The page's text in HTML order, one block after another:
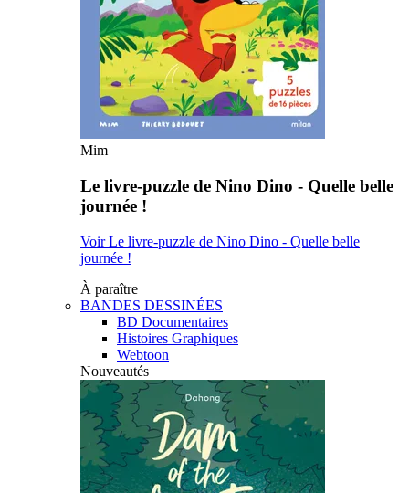
Mim
Le livre-puzzle de Nino Dino - Quelle belle
journée !
Voir Le livre-puzzle de Nino Dino - Quelle belle
journée !
À paraître
BANDES DESSINÉES
BD Documentaires
Histoires Graphiques
Webtoon
Nouveautés